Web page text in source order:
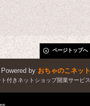
ページトップへ
Powered by おちゃのこネット
付きネットショップ開業サービス